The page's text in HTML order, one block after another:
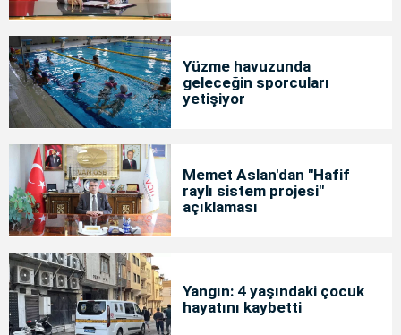
Yüzme havuzunda
geleceğin sporcuları
yetişiyor
Memet Aslan'dan "Hafif
raylı sistem projesi"
açıklaması
Yangın: 4 yaşındaki çocuk
hayatını kaybetti